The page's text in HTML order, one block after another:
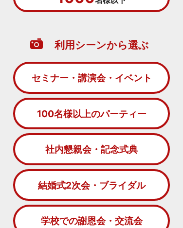
利用シーンから選ぶ
セミナー・講演会・イベント
100名様以上のパーティー
社内懇親会・記念式典
結婚式2次会・ブライダル
学校での謝恩会・交流会